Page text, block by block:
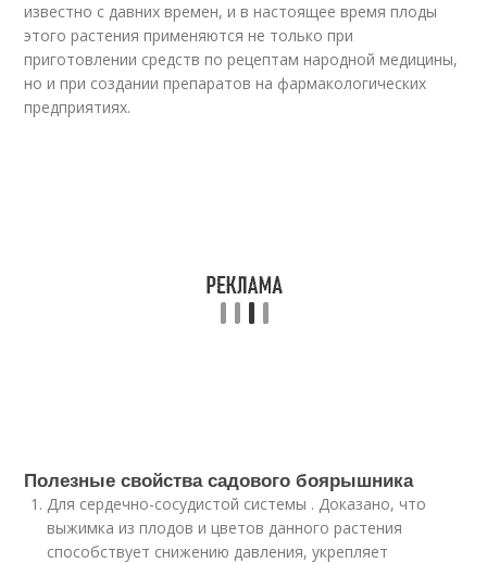
известно с давних времен, и в настоящее время плоды
этого растения применяются не только при
приготовлении средств по рецептам народной медицины,
но и при создании препаратов на фармакологических
предприятиях.
Полезные свойства садового боярышника
Для сердечно-сосудистой системы . Доказано, что
выжимка из плодов и цветов данного растения
способствует снижению давления, укрепляет